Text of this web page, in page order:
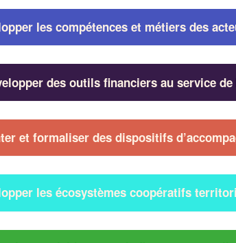
les compétences et métiers des
des outils financiers au service
et formaliser des dispositifs
les écosystèmes coopératifs